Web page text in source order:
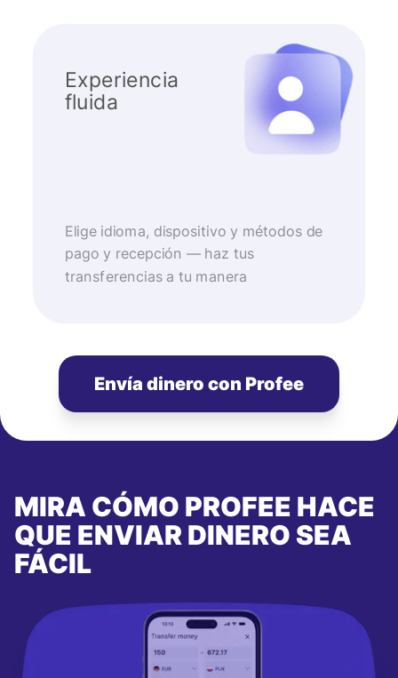
Experiencia
fluida
Elige idioma, dispositivo y métodos de
pago y recepción — haz tus
transferencias a tu manera
Envía dinero con Profee
MIRA CÓMO PROFEE HACE
QUE ENVIAR DINERO SEA
FÁCIL